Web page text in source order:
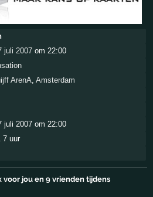
juli 2007om 22:00
ArenA Amsterdam
juli 2007 om 22:00
7 uur
voor jou en 9 vrienden tijdens